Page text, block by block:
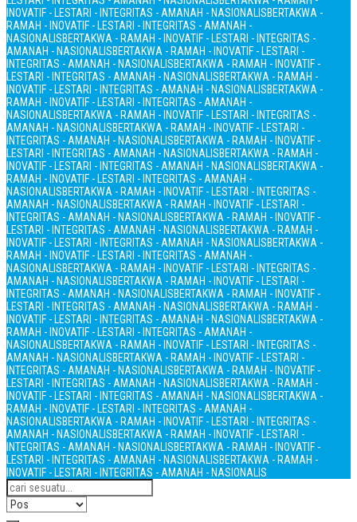
INOVATIF - LESTARI - INTEGRITAS - AMANAH - NASIONALISBERTAKWA -
RAMAH - INOVATIF - LESTARI - INTEGRITAS - AMANAH -
NASIONALISBERTAKWA - RAMAH - INOVATIF - LESTARI - INTEGRITAS -
AMANAH - NASIONALISBERTAKWA - RAMAH - INOVATIF - LESTARI -
INTEGRITAS - AMANAH - NASIONALISBERTAKWA - RAMAH - INOVATIF -
LESTARI - INTEGRITAS - AMANAH - NASIONALISBERTAKWA - RAMAH -
INOVATIF - LESTARI - INTEGRITAS - AMANAH - NASIONALISBERTAKWA -
RAMAH - INOVATIF - LESTARI - INTEGRITAS - AMANAH -
NASIONALISBERTAKWA - RAMAH - INOVATIF - LESTARI - INTEGRITAS -
AMANAH - NASIONALISBERTAKWA - RAMAH - INOVATIF - LESTARI -
INTEGRITAS - AMANAH - NASIONALISBERTAKWA - RAMAH - INOVATIF -
LESTARI - INTEGRITAS - AMANAH - NASIONALISBERTAKWA - RAMAH -
INOVATIF - LESTARI - INTEGRITAS - AMANAH - NASIONALISBERTAKWA -
RAMAH - INOVATIF - LESTARI - INTEGRITAS - AMANAH -
NASIONALISBERTAKWA - RAMAH - INOVATIF - LESTARI - INTEGRITAS -
AMANAH - NASIONALISBERTAKWA - RAMAH - INOVATIF - LESTARI -
INTEGRITAS - AMANAH - NASIONALISBERTAKWA - RAMAH - INOVATIF -
LESTARI - INTEGRITAS - AMANAH - NASIONALISBERTAKWA - RAMAH -
INOVATIF - LESTARI - INTEGRITAS - AMANAH - NASIONALISBERTAKWA -
RAMAH - INOVATIF - LESTARI - INTEGRITAS - AMANAH -
NASIONALISBERTAKWA - RAMAH - INOVATIF - LESTARI - INTEGRITAS -
AMANAH - NASIONALISBERTAKWA - RAMAH - INOVATIF - LESTARI -
INTEGRITAS - AMANAH - NASIONALISBERTAKWA - RAMAH - INOVATIF -
LESTARI - INTEGRITAS - AMANAH - NASIONALISBERTAKWA - RAMAH -
INOVATIF - LESTARI - INTEGRITAS - AMANAH - NASIONALISBERTAKWA -
RAMAH - INOVATIF - LESTARI - INTEGRITAS - AMANAH -
NASIONALISBERTAKWA - RAMAH - INOVATIF - LESTARI - INTEGRITAS -
AMANAH - NASIONALISBERTAKWA - RAMAH - INOVATIF - LESTARI -
INTEGRITAS - AMANAH - NASIONALISBERTAKWA - RAMAH - INOVATIF -
LESTARI - INTEGRITAS - AMANAH - NASIONALISBERTAKWA - RAMAH -
INOVATIF - LESTARI - INTEGRITAS - AMANAH - NASIONALISBERTAKWA -
RAMAH - INOVATIF - LESTARI - INTEGRITAS - AMANAH -
NASIONALISBERTAKWA - RAMAH - INOVATIF - LESTARI - INTEGRITAS -
AMANAH - NASIONALISBERTAKWA - RAMAH - INOVATIF - LESTARI -
INTEGRITAS - AMANAH - NASIONALISBERTAKWA - RAMAH - INOVATIF -
LESTARI - INTEGRITAS - AMANAH - NASIONALISBERTAKWA - RAMAH -
INOVATIF - LESTARI - INTEGRITAS - AMANAH - NASIONALIS